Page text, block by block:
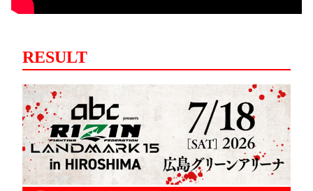
RESULT